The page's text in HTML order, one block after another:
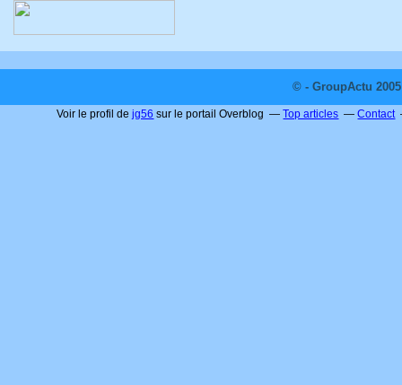
© - GroupActu
Voir le profil dejg56 sur le portail Overblog Top articles Contact